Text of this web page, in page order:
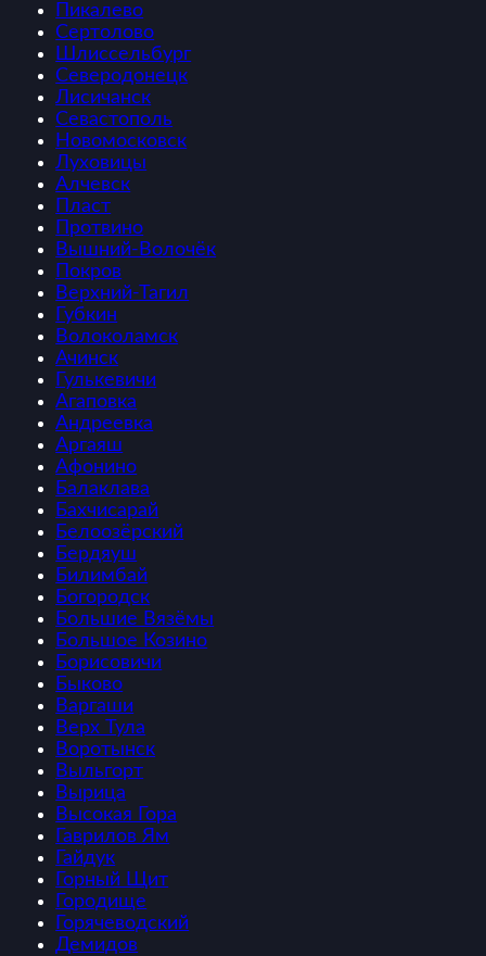
Пикалево
Сертолово
Шлиссельбург
Северодонецк
Лисичанск
Севастополь
Новомосковск
Луховицы
Алчевск
Пласт
Протвино
Вышний-Волочёк
Покров
Верхний-Тагил
Губкин
Волоколамск
Ачинск
Гулькевичи
Агаповка
Андреевка
Аргаяш
Афонино
Балаклава
Бахчисарай
Белоозёрский
Бердяуш
Билимбай
Богородск
Большие Вязёмы
Большое Козино
Борисовичи
Быково
Варгаши
Верх Тула
Воротынск
Выльгорт
Вырица
Высокая Гора
Гаврилов Ям
Гайдук
Горный Щит
Городище
Горячеводский
Демидов